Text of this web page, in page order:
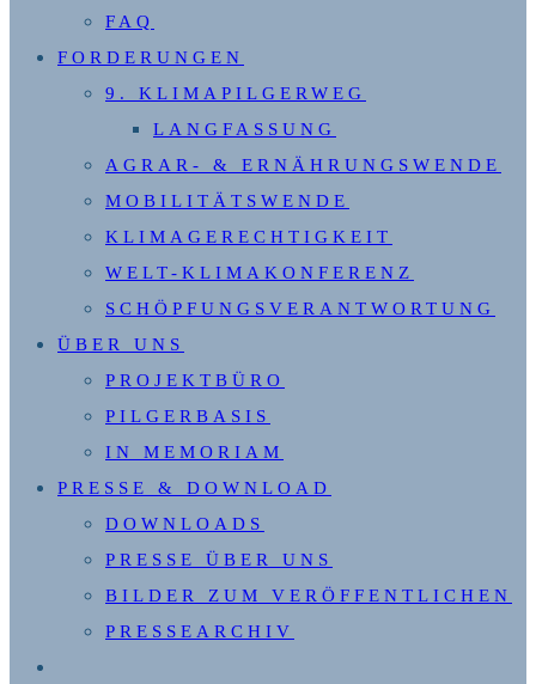
FAQ
FORDERUNGEN
9. KLIMAPILGERWEG
LANGFASSUNG
AGRAR- & ERNÄHRUNGSWENDE
MOBILITÄTSWENDE
KLIMAGERECHTIGKEIT
WELT-KLIMAKONFERENZ
SCHÖPFUNGSVERANTWORTUNG
ÜBER UNS
PROJEKTBÜRO
PILGERBASIS
IN MEMORIAM
PRESSE & DOWNLOAD
DOWNLOADS
PRESSE ÜBER UNS
BILDER ZUM VERÖFFENTLICHEN
PRESSEARCHIV